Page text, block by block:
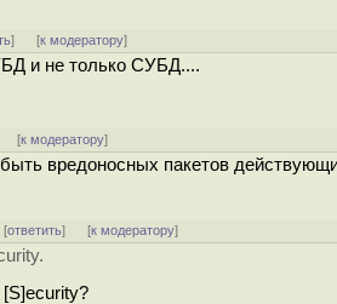
] [к модератору]
и не только СУБД....
[к модератору]
вредоносных пакетов
[ответить] [к модератору]
[S]ecurity?